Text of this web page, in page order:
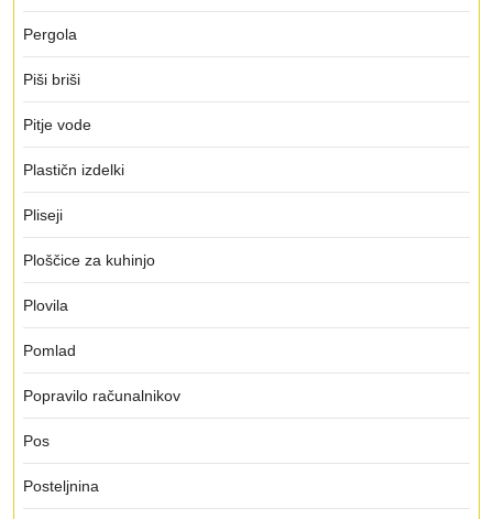
Pergola
Piši briši
Pitje vode
Plastičn izdelki
Pliseji
Ploščice za kuhinjo
Plovila
Pomlad
Popravilo računalnikov
Pos
Posteljnina